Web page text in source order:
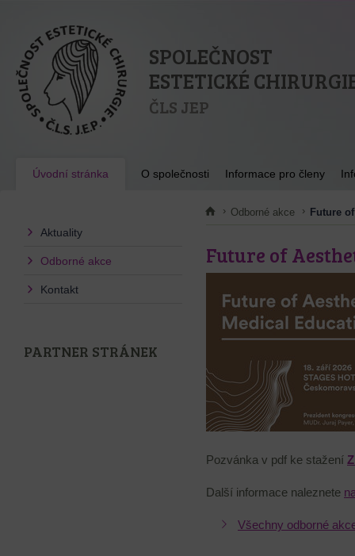
SPOLEČNOST
ESTETICKÉ
ČLS JEP
Úvodní stránka O společnosti Informace pro členy
Odborné akce Future
Future of
Pozvánka v pdf ke stažení
Další informace naleznete
Všechny odborné
Aktuality
Odborné akce
Kontakt
PARTNER STRÁNEK